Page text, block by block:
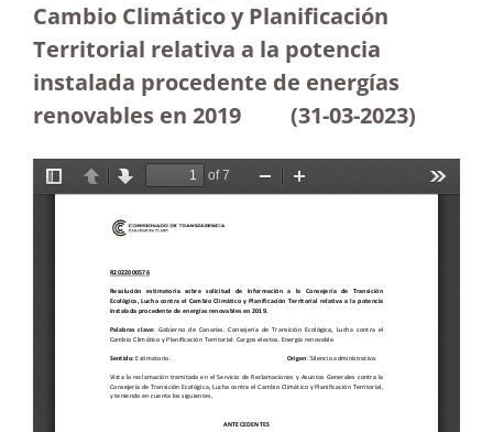
Cambio Climático y Planificación
Territorial relativa a la potencia
instalada procedente de energías
renovables en 2019 (31-03-2023)